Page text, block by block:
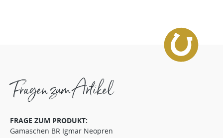
Fragen zum Artikel
FRAGE ZUM PRODUKT:
Gamaschen BR Igmar Neopren